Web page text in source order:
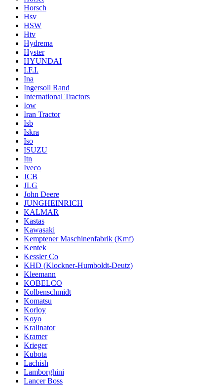
Horsch
Hsv
HSW
Htv
Hydrema
Hyster
HYUNDAI
I.F.I.
Ina
Ingersoll Rand
International Tractors
Iow
Iran Tractor
Isb
Iskra
Iso
ISUZU
Itn
Iveco
JCB
JLG
John Deere
JUNGHEINRICH
KALMAR
Kastas
Kawasaki
Kemptener Maschinenfabrik (Kmf)
Kentek
Kessler Co
KHD (Klockner-Humboldt-Deutz)
Kleemann
KOBELCO
Kolbenschmidt
Komatsu
Korloy
Koyo
Kralinator
Kramer
Krieger
Kubota
Lachish
Lamborghini
Lancer Boss